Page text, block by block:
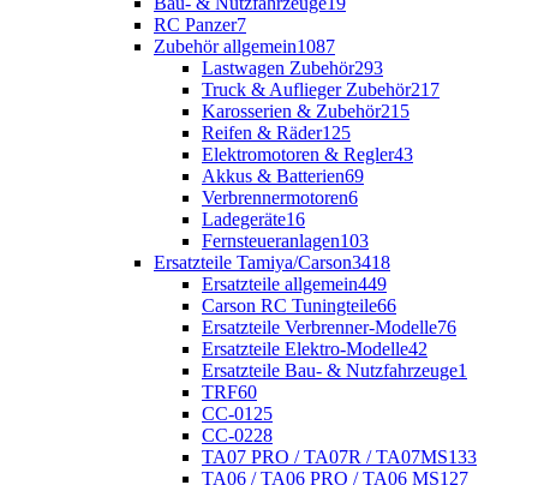
RC Panzer7
Zubehör allgemein1087
Lastwagen Zubehör293
Truck & Auflieger Zubehör217
Karosserien & Zubehör215
Reifen & Räder125
Elektromotoren & Regler43
Akkus & Batterien69
Verbrennermotoren6
Ladegeräte16
Fernsteueranlagen103
Ersatzteile Tamiya/Carson3418
Ersatzteile allgemein449
Carson RC Tuningteile66
Ersatzteile Verbrenner-Modelle76
Ersatzteile Elektro-Modelle42
Ersatzteile Bau- & Nutzfahrzeuge1
TRF60
CC-01 25
CC-0228
TA07 PRO / TA07R / TA07MS133
TA06 / TA06 PRO / TA06 MS127